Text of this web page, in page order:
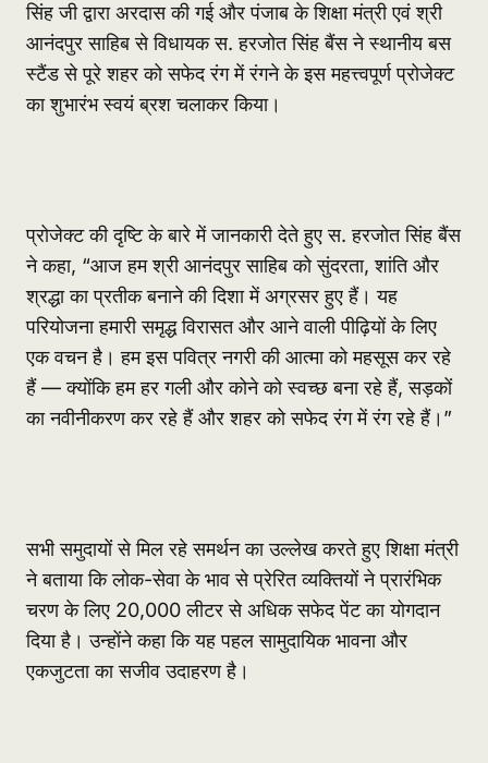
सिंह जी द्वारा अरदास की गई और पंजाब के शिक्षा मंत्री एवं श्री
आनंदपुर साहिब से विधायक स. हरजोत सिंह बैंस ने स्थानीय बस
स्टैंड से पूरे शहर को सफेद रंग में रंगने के इस महत्त्वपूर्ण प्रोजेक्ट
का शुभारंभ स्वयं ब्रश चलाकर किया।
प्रोजेक्ट की दृष्टि के बारे में जानकारी देते हुए स. हरजोत सिंह बैंस
ने कहा, “आज हम श्री आनंदपुर साहिब को सुंदरता, शांति और
श्रद्धा का प्रतीक बनाने की दिशा में अग्रसर हुए हैं। यह
परियोजना हमारी समृद्ध विरासत और आने वाली पीढ़ियों के लिए
एक वचन है। हम इस पवित्र नगरी की आत्मा को महसूस कर रहे
हैं — क्योंकि हम हर गली और कोने को स्वच्छ बना रहे हैं, सड़कों
का नवीनीकरण कर रहे हैं और शहर को सफेद रंग में रंग रहे हैं।”
सभी समुदायों से मिल रहे समर्थन का उल्लेख करते हुए शिक्षा मंत्री
ने बताया कि लोक-सेवा के भाव से प्रेरित व्यक्तियों ने प्रारंभिक
चरण के लिए 20,000 लीटर से अधिक सफेद पेंट का योगदान
दिया है। उन्होंने कहा कि यह पहल सामुदायिक भावना और
एकजुटता का सजीव उदाहरण है।